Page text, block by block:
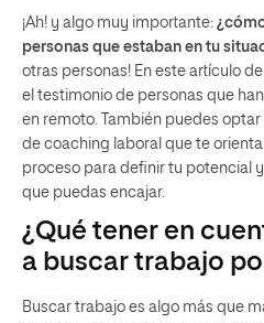
¡Ah! y algo muy importante:
personas que estaban en tu
otras personas! En este artículo de
el testimonio de personas que
en remoto. También puedes
de coaching laboral que te
proceso para definir tu potencial
que puedas encajar.
¿Qué tener en
a buscar trabajo
Buscar trabajo es algo más que